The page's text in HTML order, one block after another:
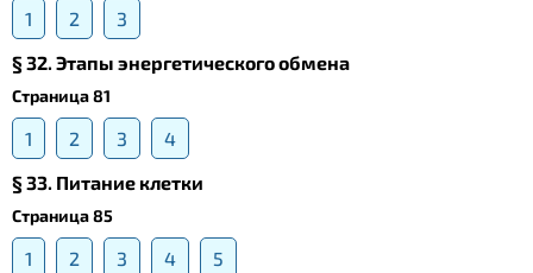
1 2
3
§ 32. Этапы энергетического обмена
Страница 81
1 2 3
4
§ 33. Питание клетки
Страница 85
1 2 3 4
5